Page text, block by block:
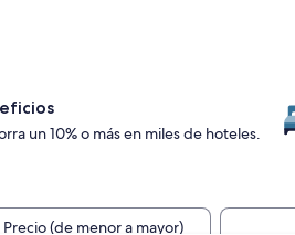
un 10% o más en miles de hoteles.
Precio (de menor a mayor)